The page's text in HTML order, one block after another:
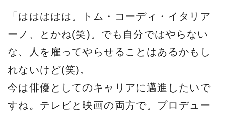
「ははははは。トム・コーディ・イタリア
ーノ、とかね(笑)。でも自分ではやらない
な、人を雇ってやらせることはあるかもし
れないけど(笑)。
今は俳優としてのキャリアに邁進したいで
すね。テレビと映画の両方で。プロデュー